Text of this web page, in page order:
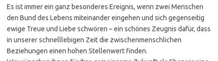
Es ist immer ein ganz besonderes Ereignis, wenn zwei Menschen
den Bund des Lebens miteinander eingehen und sich gegenseitig
ewige Treue und Liebe schwören – ein schönes Zeugnis dafür, dass
in unserer schnelllebigen Zeit die zwischenmenschlichen
Beziehungen einen hohen Stellenwert finden.